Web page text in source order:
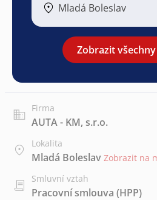
Mladá Boleslav
Zobrazit
Firma
AUTA - KM, s.r.o.
Lokalita
Mladá Boleslav Zobrazit na
Smluvní vztah
Pracovní smlouva (HPP)